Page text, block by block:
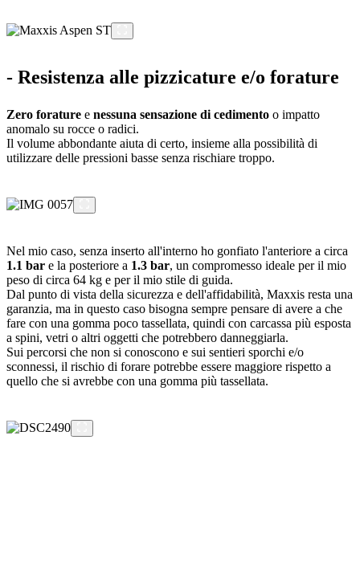
- Resistenza alle pizzicature e/o forature
Zero forature e nessuna sensazione di cedimento o impatto
anomalo su rocce o radici.
Il volume abbondante aiuta di certo, insieme alla possibilità di
utilizzare delle pressioni basse senza rischiare troppo.
Nel mio caso, senza inserto all'interno ho gonfiato l'anteriore a circa
1.1 bar e la posteriore a 1.3 bar, un compromesso ideale per il mio
peso di circa 64 kg e per il mio stile di guida.
Dal punto di vista della sicurezza e dell'affidabilità, Maxxis resta una
garanzia, ma in questo caso bisogna sempre pensare di avere a che
fare con una gomma poco tassellata, quindi con carcassa più esposta
a spini, vetri o altri oggetti che potrebbero danneggiarla.
Sui percorsi che non si conoscono e sui sentieri sporchi e/o
sconnessi, il rischio di forare potrebbe essere maggiore rispetto a
quello che si avrebbe con una gomma più tassellata.